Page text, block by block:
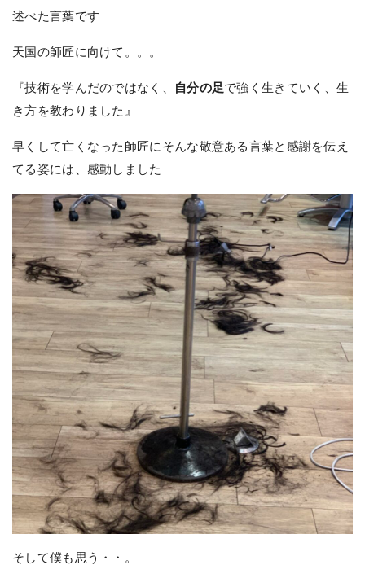
述べた言葉です
天国の師匠に向けて。。。
『技術を学んだのではなく、 自分の足で強く生きていく、生
き方を教わりました』
早くして亡くなった師匠にそんな敬意ある言葉と感謝を伝え
てる姿には、感動しました
そして僕も思う・・。